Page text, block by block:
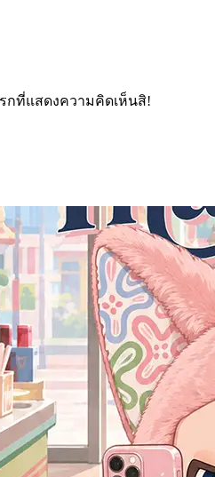
กที่แสดงความคิดเห็นสิ!